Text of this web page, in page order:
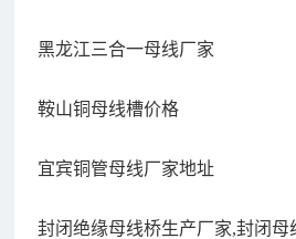
黑龙江三合一母线厂家
鞍山铜母线槽价格
宜宾铜管母线厂家地址
封闭绝缘母线桥生产厂家,封闭母